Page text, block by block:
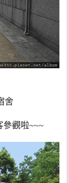
舍
參觀啦~~~